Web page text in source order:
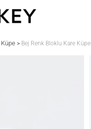
Küpe > Bej Renk Bloklu Kare Küpe